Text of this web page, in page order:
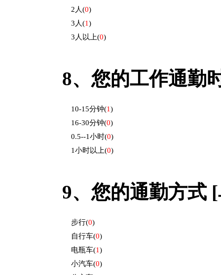
2人(0)
3人(1)
3人以上(0)
8、 您的工作通勤
10-15分钟(1)
16-30分钟(0)
0.5--1小时(0)
1小时以上(0)
9、 您的通勤方式
步行(0)
自行车(0)
电瓶车(1)
小汽车(0)